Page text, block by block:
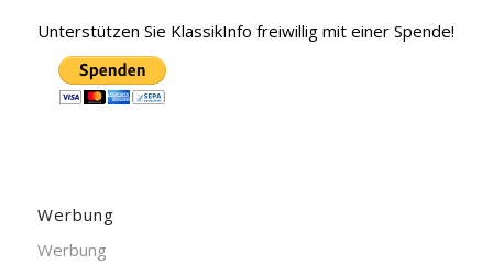
Unterstützen Sie KlassikInfo freiwillig mit einer Spende!
Werbung
Werbung